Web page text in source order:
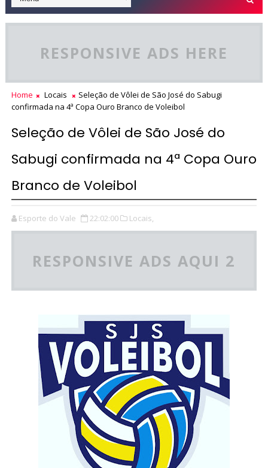
RESPONSIVE ADS HERE
Home Locais
Seleção de Vôlei de São José do Sabugi
confirmada na 4ª Copa Ouro Branco de Voleibol
Seleção de Vôlei de São José do
Sabugi confirmada na 4ª Copa Ouro
Branco de Voleibol
Esporte do Vale 22:02:00 Locais,
RESPONSIVE ADS AQUI 2